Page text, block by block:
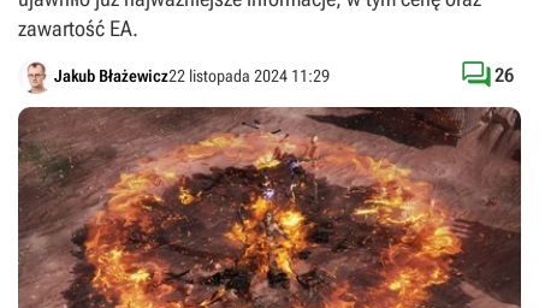
zawartość EA.
Jakub Błażewicz22 listopada 2024 11:29 26